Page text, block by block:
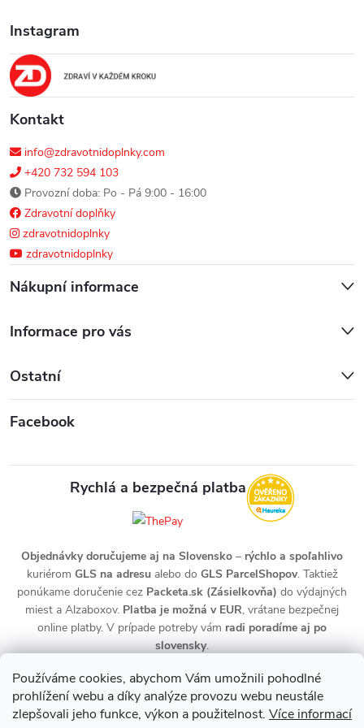
Používáme cookies, abychom Vám umožnili pohodlné
prohlížení webu a díky analýze provozu webu neustále
zlepšovali jeho funkce, výkon a použitelnost. Více informací
v
ý
p
i
s
u
tInstagram
Kontakt
info@zdravotnidoplnky.com
+420 732 594 103
Provozní doba: Po - Pá 9:00 - 16:00
Zdravotní doplňky
zdravotnidoplnky
zdravotnidoplnky
Nákupní informace
Informace pro vás
Ostatní
Facebook
Rychlá a bezpečná platba
Objednávky doručujeme aj na Slovensko – rýchlo a spoľahlivo
kuriérom GLS na adresualebo do GLS ParcelShopov. Taktiež
ponúkame doručenie cez Packeta.sk (Zásielkovňa) do výdajných
miest a Alzaboxov. Platba je možná v EUR, vrátane bezpečnej
online platby. V prípade potreby vám radi poradíme aj po
slovensky.